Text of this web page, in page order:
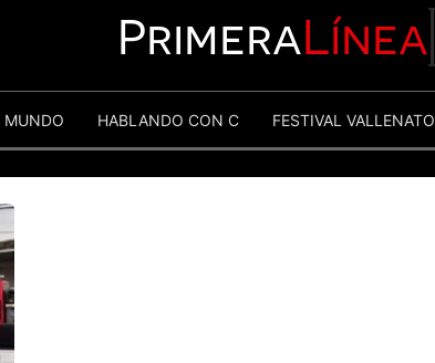
PrimeraLínea
MUNDO HABLANDO CON C FESTIVAL VALLENATO